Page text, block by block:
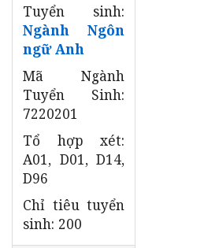
Tuyển sinh:
Ngành Ngôn
ngữ Anh
Mã Ngành
Tuyển Sinh:
7220201
Tổ hợp xét:
A01, D01, D14,
D96
Chỉ tiêu tuyển
sinh: 200